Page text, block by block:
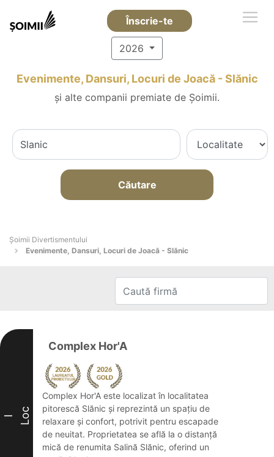
Înscrie-te
2026
Evenimente, Dansuri, Locuri de Joacă - Slănic
și alte companii premiate de Șoimii.
Căutare
Şoimii Divertismentului
Evenimente, Dansuri, Locuri de Joacă - Slănic
I Loc
Complex Hor'A
Complex Hor'A este localizat în localitatea
pitorescă Slănic și reprezintă un spațiu de
relaxare și confort, potrivit pentru escapade
de neuitat. Proprietatea se află la o distanță
mică de renumita Salină Slănic, oferind un